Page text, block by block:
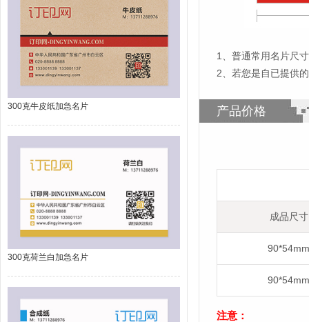
300克牛皮纸加急名片
300克荷兰白加急名片
1
普通常用名片尺
2、若您是自已提供
产品价格
成品尺寸
90*54mm
90*54mm
注意：